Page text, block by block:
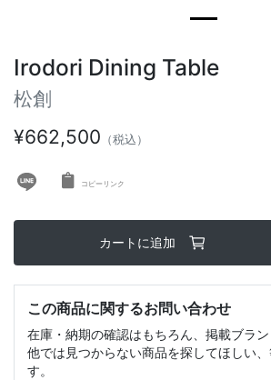
Irodori Dining Table
松創
¥662,500 （税込）
コピーリンク
カートに追加
この商品に関するお問い合わせ
在庫・納期の確認はもちろん、掲載ブラ
他では見つからない商品を探してほしい
す。